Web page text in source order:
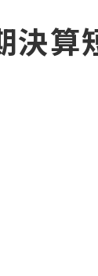
算